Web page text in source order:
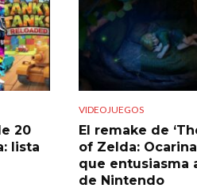
20
lista
VIDEOJUEGOS
El remake de
of Zelda:
que entusiasma
de Nintendo